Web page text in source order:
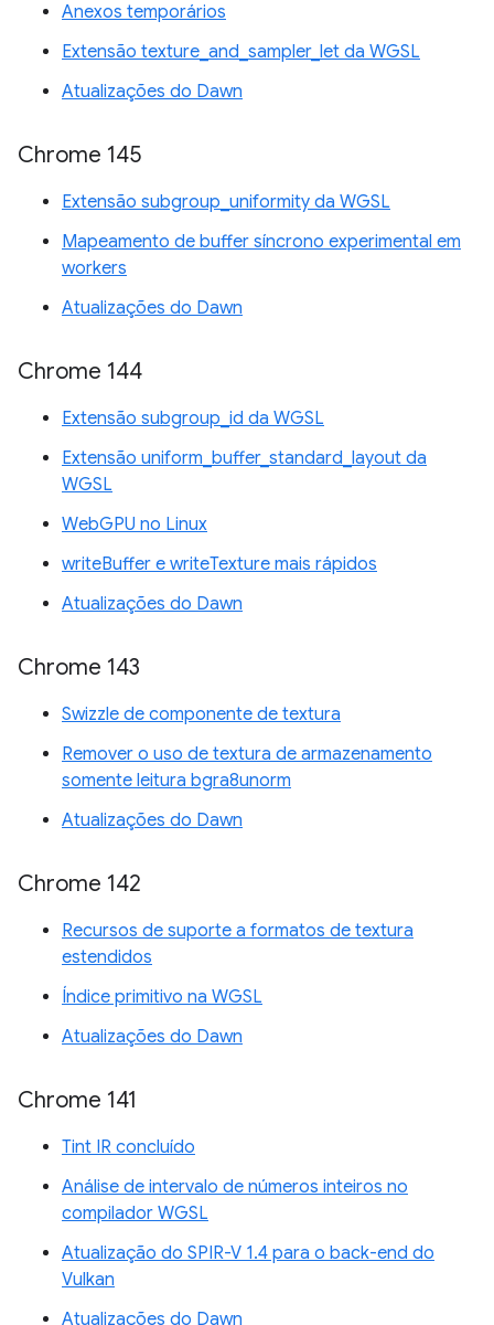
Anexos temporários
Extensão texture_and_sampler_let da WGSL
Atualizações do Dawn
Chrome 145
Extensão subgroup_uniformity da WGSL
Mapeamento de buffer síncrono experimental em
workers
Atualizações do Dawn
Chrome 144
Extensão subgroup_id da WGSL
Extensão uniform_buffer_standard_layout da
WGSL
WebGPU no Linux
writeBuffer e writeTexture mais rápidos
Atualizações do Dawn
Chrome 143
Swizzle de componente de textura
Remover o uso de textura de armazenamento
somente leitura bgra8unorm
Atualizações do Dawn
Chrome 142
Recursos de suporte a formatos de textura
estendidos
Índice primitivo na WGSL
Atualizações do Dawn
Chrome 141
Tint IR concluído
Análise de intervalo de números inteiros no
compilador WGSL
Atualização do SPIR-V 1.4 para o back-end do
Vulkan
Atualizações do Dawn